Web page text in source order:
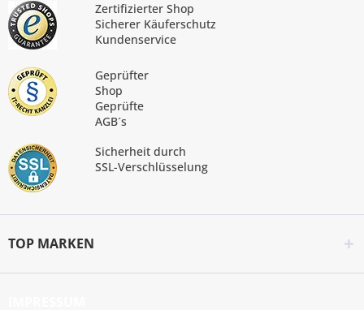
Zertifizierter Shop
Sicherer Käuferschutz
Kundenservice
Geprüfter
Shop
Geprüfte
AGB´s
Sicherheit durch
SSL-Verschlüsselung
TOP MARKEN